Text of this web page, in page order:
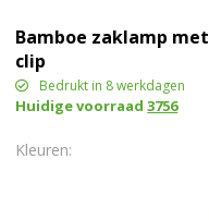
Bamboe zaklamp met
clip
Bedrukt in 8 werkdagen
Huidige voorraad3756